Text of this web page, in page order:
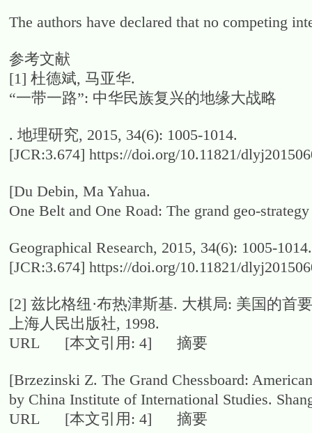
The authors have declared that no competing
参考文献
[1] 杜德斌, 马亚华.
“一带一路”: 中华民族复兴的地缘大战略
. 地理研究, 2015, 34(6): 1005-1014.
[JCR:3.674] https://doi.org/10.11821/
[Du Debin, Ma Yahua.
One Belt and One Road: The grand geo-
Geographical Research, 2015, 34(6): 1005-
[JCR:3.674] https://doi.org/10.11821/
[2] 兹比格纽·布热津斯基. 大棋局: 美国的首
上海人民出版社, 1998.
URL [本文引用: 4] 摘要
[Brzezinski Z. The Grand Chessboard:
by China Institute of International Studies.
URL [本文引用: 4] 摘要